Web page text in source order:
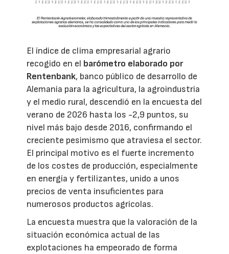
El índice de clima empresarial agrario
recogido en el barómetro elaborado por
Rentenbank, banco público de desarrollo de
Alemania para la agricultura, la agroindustria
y el medio rural, descendió en la encuesta del
verano de 2026 hasta los -2,9 puntos, su
nivel más bajo desde 2016, confirmando el
creciente pesimismo que atraviesa el sector.
El principal motivo es el fuerte incremento
de los costes de producción, especialmente
en energía y fertilizantes, unido a unos
precios de venta insuficientes para
numerosos productos agrícolas.
La encuesta muestra que la valoración de la
situación económica actual de las
explotaciones ha empeorado de forma